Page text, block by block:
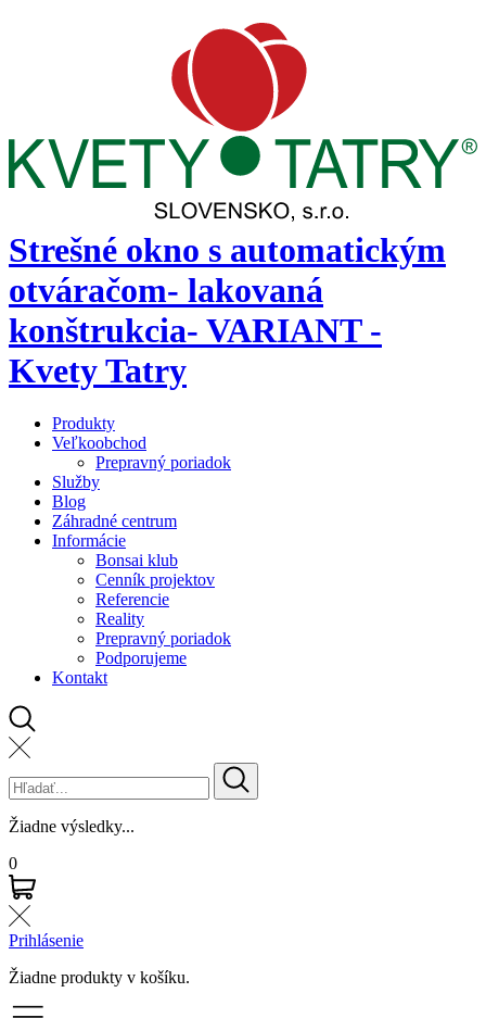
Strešné okno s automatickým
otváračom- lakovaná
konštrukcia- VARIANT -
Kvety Tatry
Produkty
Veľkoobchod
Prepravný poriadok
Služby
Blog
Záhradné centrum
Informácie
Bonsai klub
Cenník projektov
Referencie
Reality
Prepravný poriadok
Podporujeme
Kontakt
Žiadne výsledky...
0
Prihlásenie
Žiadne produkty v košíku.